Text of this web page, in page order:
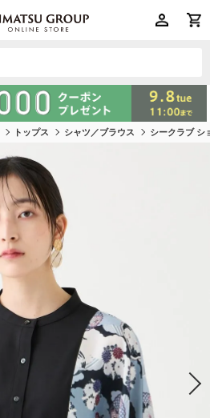
トップス シャツ／ブラウス シークラブ シ